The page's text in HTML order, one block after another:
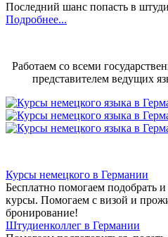
Последний шанс попасть в
Подробнее...
Работаем со всеми
представителем ведущих
Курсы немецкого в Германии
Бесплатно помогаем подобрать
курсы. Помогаем с визой и
бронирование!
Штудиенколлег в Германии